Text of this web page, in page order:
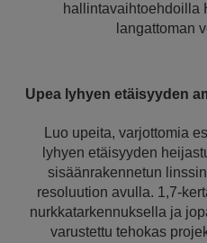
hallintavaihtoehdoilla
langattoman
Upea lyhyen etäisyyden
Luo upeita, varjottomia
lyhyen etäisyyden
sisäänrakennetun
resoluution avulla. 1,7-
nurkkatarkennuksella ja
varustettu tehokas